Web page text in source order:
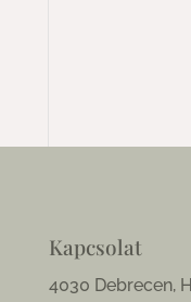
Kapcsolat
4030 Debrecen,